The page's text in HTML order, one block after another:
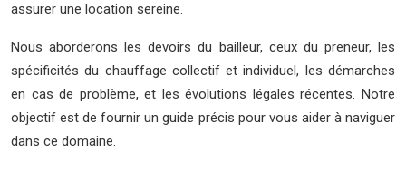
assurer une location sereine.
Nous aborderons les devoirs du bailleur, ceux du preneur, les
spécificités du chauffage collectif et individuel, les démarches
en cas de problème, et les évolutions légales récentes. Notre
objectif est de fournir un guide précis pour vous aider à naviguer
dans ce domaine.